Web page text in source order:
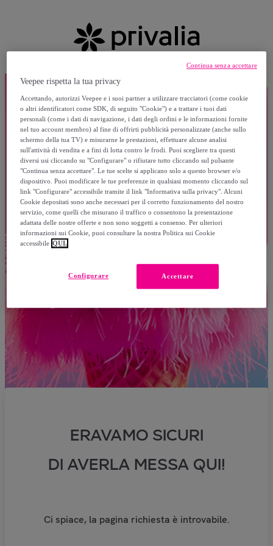
ERAVAMO SICURI
DI AVERLA MESSA QUI!
Ci spiace, la pagina richiesta è introvabile.
Veepee rispetta la tua privacy
Accettando, autorizzi Veepee e i suoi partner a utilizzare tracciatori (come cookie
o altri identificatori come SDK, di seguito "Cookie") e a trattare i tuoi dati
personali (come i dati di navigazione, i dati degli ordini e le informazioni fornite
nel tuo account membro) al fine di offrirti pubblicità personalizzate (anche sullo
schermo della tua TV) e misurarne le prestazioni, effettuare alcune analisi
sull'attività di vendita e a fini di lotta contro le frodi. Puoi scegliere tra questi
diversi usi cliccando su "Configurare" o rifiutare tutto cliccando sul pulsante
"Continua senza accettare". Le tue scelte si applicano solo a questo browser e/o
dispositivo. Puoi modificare le tue preferenze in qualsiasi momento cliccando sul
link "Configurare" accessibile tramite il link "Informativa sulla privacy". Alcuni
Cookie depositati sono anche necessari per il corretto funzionamento del nostro
servizio, come quelli che misurano il traffico o consentono la presentazione
adattata delle nostre offerte e non sono soggetti a consenso. Per ulteriori
informazioni sui Cookie, puoi consultare la nostra Politica sui Cookie
accessibile QUI.
Accettare
Configurare
Continua senza accettare